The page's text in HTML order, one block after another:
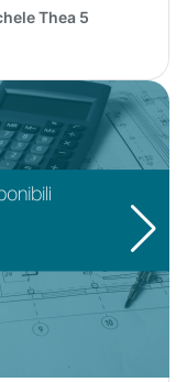
Thea 5